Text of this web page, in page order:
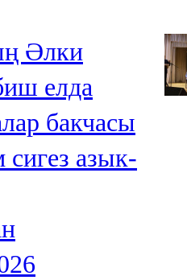
Әлки
елда
бакчасы
сигез азык-